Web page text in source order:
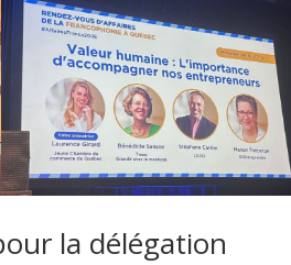
la délégation